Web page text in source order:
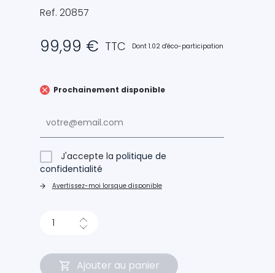
Ref. 20857
99,99 € TTC Dont 1.02 d'éco-participation
Prochainement disponible
J'accepte la politique de
confidentialité
Avertissez-moi lorsque disponible
Ajouter au panier